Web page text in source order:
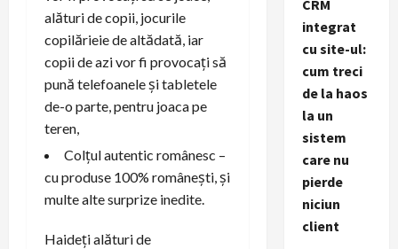
alături de copii, jocurile
copilărieie de altădată, iar
copii de azi vor fi provocați să
pună telefoanele și tabletele
de-o parte, pentru joaca pe
teren,
Colțul autentic românesc –
cu produse 100% românești, și
multe alte surprize inedite.
Haideți alături de
CRM
integrat
cu site-ul:
cum treci
de la haos
la un
sistem
care nu
pierde
niciun
client